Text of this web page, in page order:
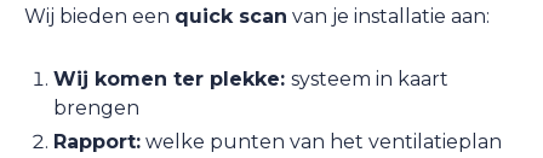
Wij bieden een quick scan van je installatie aan:
Wij komen ter plekke: systeem in kaart
brengen
Rapport: welke punten van het ventilatieplan